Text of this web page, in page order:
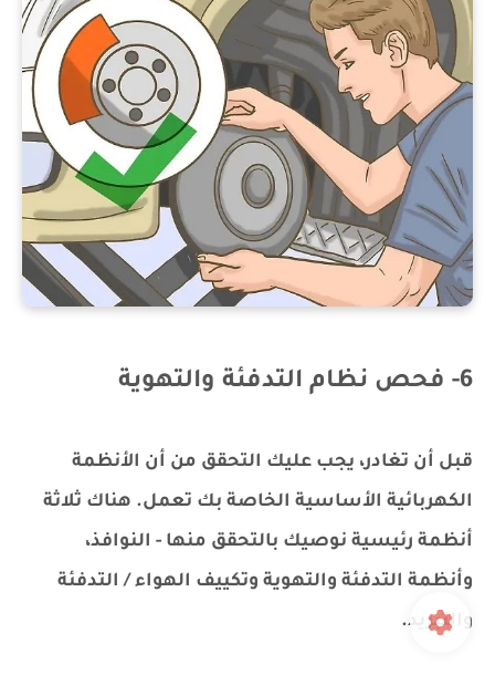
6- فحص نظام التدفئة والتهوية
قبل أن تغادر، يجب عليك التحقق من أن الأنظمة
الكهربائية الأساسية الخاصة بك تعمل. هناك ثلاثة
أنظمة رئيسية نوصيك بالتحقق منها - النوافذ،
وأنظمة التدفئة والتهوية وتكييف الهواء / التدفئة
والتبريد.